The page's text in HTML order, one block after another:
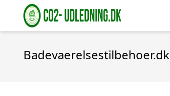
Badevaerelsestilbehoer.dk